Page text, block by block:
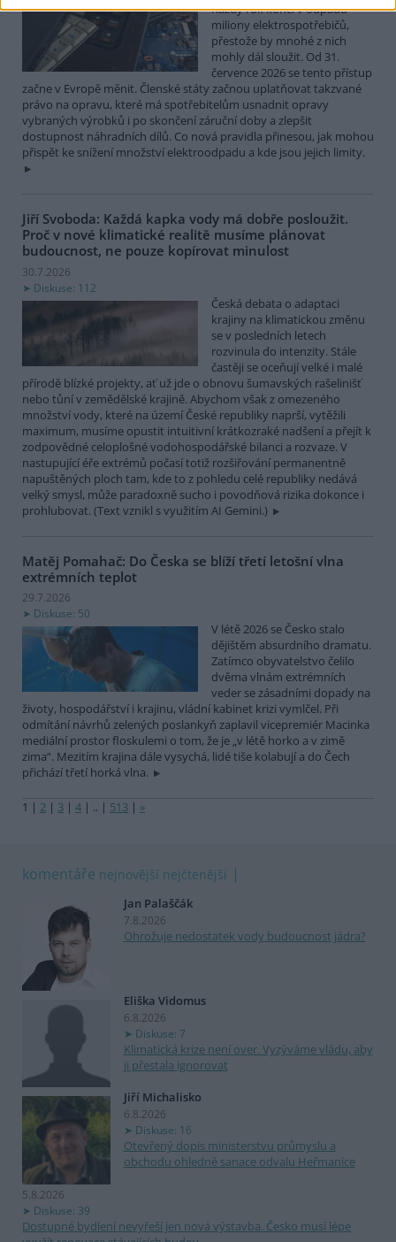
Každý rok končí v odpadu
miliony elektrospotřebičů,
přestože by mnohé z nich
mohly dál sloužit. Od 31.
července 2026 se tento přístup
začne v Evropě měnit. Členské státy začnou uplatňovat takzvané
právo na opravu, které má spotřebitelům usnadnit opravy
vybraných výrobků i po skončení záruční doby a zlepšit
dostupnost náhradních dílů. Co nová pravidla přinesou, jak mohou
přispět ke snížení množství elektroodpadu a kde jsou jejich limity.
Jiří Svoboda: Každá kapka vody má dobře posloužit.
Proč v nové klimatické realitě musíme plánovat
budoucnost, ne pouze kopírovat minulost
30.7.2026
Diskuse: 112
Česká debata o adaptaci
krajiny na klimatickou změnu
se v posledních letech
rozvinula do intenzity. Stále
častěji se oceňují velké i malé
přírodě blízké projekty, ať už jde o obnovu šumavských rašelinišť
nebo tůní v zemědělské krajině. Abychom však z omezeného
množství vody, které na území České republiky naprší, vytěžili
maximum, musíme opustit intuitivní krátkozraké nadšení a přejít k
zodpovědné celoplošné vodohospodářské bilanci a rozvaze. V
nastupující éře extrémů počasí totiž rozšiřování permanentně
napuštěných ploch tam, kde to z pohledu celé republiky nedává
velký smysl, může paradoxně sucho i povodňová rizika dokonce i
prohlubovat. (Text vznikl s využitím AI Gemini.)
Matěj Pomahač: Do Česka se blíží třetí letošní vlna
extrémních teplot
29.7.2026
Diskuse: 50
V létě 2026 se Česko stalo
dějištěm absurdního dramatu.
Zatímco obyvatelstvo čelilo
dvěma vlnám extrémních
veder se zásadními dopady na
životy, hospodářství i krajinu, vládní kabinet krizi vymlčel. Při
odmítání návrhů zelených poslankyň zaplavil vicepremiér Macinka
mediální prostor floskulemi o tom, že je „v létě horko a v zimě
zima“. Mezitím krajina dále vysychá, lidé tiše kolabují a do Čech
přichází třetí horká vlna.
1 | 2 | 3 | 4 | .. | 513 | »
komentáře nejnovější nejčtenější
Jan Palaščák
7.8.2026
Ohrožuje nedostatek vody budoucnost jádra?
Eliška Vidomus
6.8.2026
Diskuse: 7
Klimatická krize není over. Vyzýváme vládu, aby
ji přestala ignorovat
Jiří Michalisko
6.8.2026
Diskuse: 16
Otevřený dopis ministerstvu průmyslu a
obchodu ohledně sanace odvalu Heřmanice
5.8.2026
Diskuse: 39
Dostupné bydlení nevyřeší jen nová výstavba. Česko musí lépe